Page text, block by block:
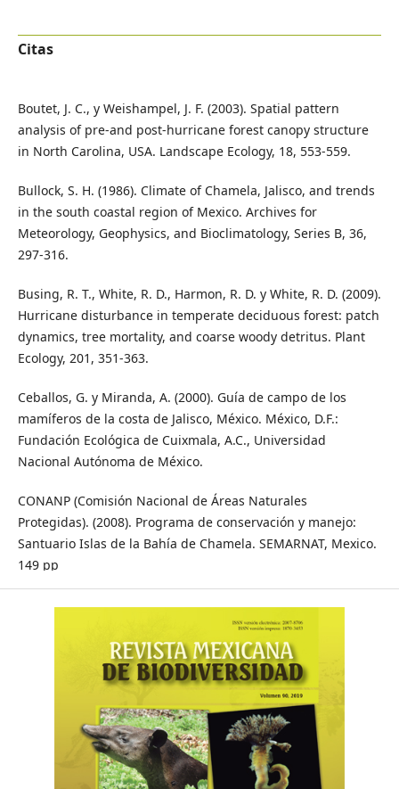
Citas
Boutet, J. C., y Weishampel, J. F. (2003). Spatial pattern
analysis of pre-and post-hurricane forest canopy structure
in North Carolina, USA. Landscape Ecology, 18, 553-559.
Bullock, S. H. (1986). Climate of Chamela, Jalisco, and trends
in the south coastal region of Mexico. Archives for
Meteorology, Geophysics, and Bioclimatology, Series B, 36,
297-316.
Busing, R. T., White, R. D., Harmon, R. D. y White, R. D. (2009).
Hurricane disturbance in temperate deciduous forest: patch
dynamics, tree mortality, and coarse woody detritus. Plant
Ecology, 201, 351-363.
Ceballos, G. y Miranda, A. (2000). Guía de campo de los
mamíferos de la costa de Jalisco, México. México, D.F.:
Fundación Ecológica de Cuixmala, A.C., Universidad
Nacional Autónoma de México.
CONANP (Comisión Nacional de Áreas Naturales
Protegidas). (2008). Programa de conservación y manejo:
Santuario Islas de la Bahía de Chamela. SEMARNAT, Mexico.
149 pp
García, A. (2008). The use of habitat and time by lizards in a
tropical deciduous forest of western Mexico. Journal of
Studies on Neotropical Fauna and Environment, 43, 107-115.
García, A. y Ceballos, G. (1994). Guía de campo de los
reptiles y anfibios de la costa de Jalisco, México. México, D.F.:
Fundación Ecológica de Cuixmala, A.C. e Instituto de
Biología, Universidad Nacional Autónoma de México.